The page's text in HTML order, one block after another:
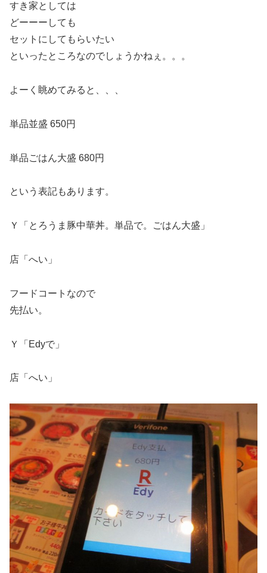
すき家としては
どーーーしても
セットにしてもらいたい
といったところなのでしょうかねぇ。。。
よーく眺めてみると、、、
単品並盛 650円
単品ごはん大盛 680円
という表記もあります。
Ｙ「とろうま豚中華丼。単品で。ごはん大盛」
店「へい」
フードコートなので
先払い。
Ｙ「Edyで」
店「へい」